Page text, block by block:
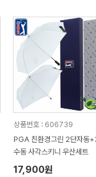
상품번호 : 606739
PGA 친환경그린 2단자동
수동 사각스키니 우산세트
17,900원